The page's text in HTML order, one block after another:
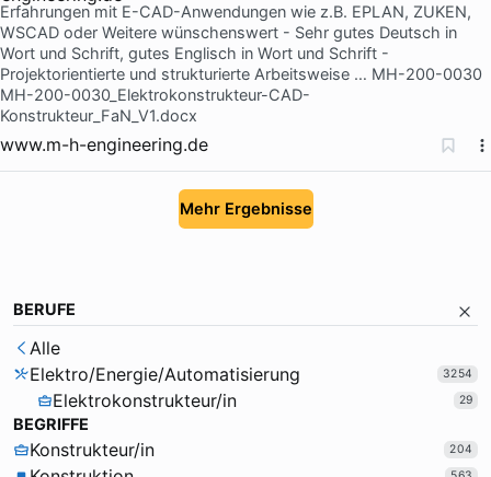
Erfahrungen mit E-CAD-Anwendungen wie z.B. EPLAN, ZUKEN,
WSCAD oder Weitere wünschenswert - Sehr gutes Deutsch in
Wort und Schrift, gutes Englisch in Wort und Schrift -
Projektorientierte und strukturierte Arbeitsweise … MH-200-0030
MH-200-0030_Elektrokonstrukteur-CAD-
Konstrukteur_FaN_V1.docx
www.m-h-engineering.de
Mehr Ergebnisse
BERUFE
Alle
Elektro/Energie/Automatisierung
3254
Elektrokonstrukteur/in 29
BEGRIFFE
Konstrukteur/in 204